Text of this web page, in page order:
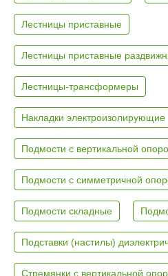
Лестницы приставные
Лестницы приставные
Лестницы-трансформеры
Накладки электроизолирующие
Подмости с вертикальной
Подмости с симметричной
Подмости складные
Подставки (настилы)
Стремянки с вертикальной